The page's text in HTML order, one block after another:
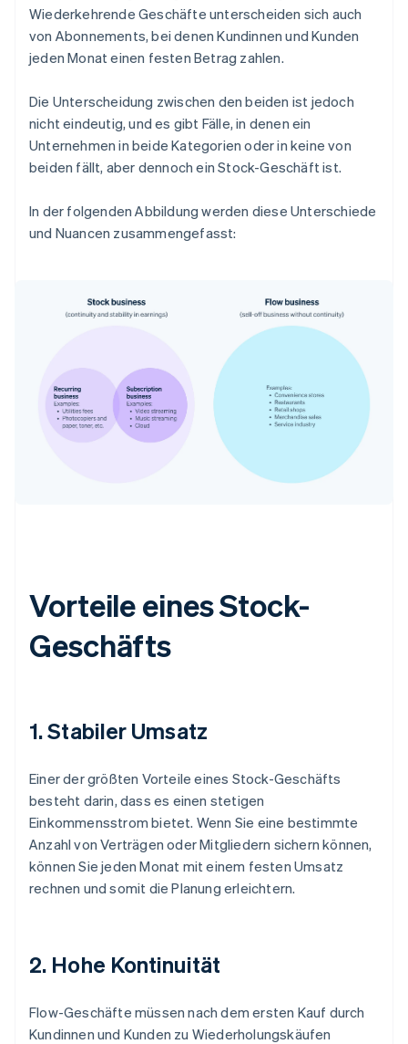
Wiederkehrende Geschäfte unterscheiden sich auch
von Abonnements, bei denen Kundinnen und Kunden
jeden Monat einen festen Betrag zahlen.
Die Unterscheidung zwischen den beiden ist jedoch
nicht eindeutig, und es gibt Fälle, in denen ein
Unternehmen in beide Kategorien oder in keine von
beiden fällt, aber dennoch ein Stock-Geschäft ist.
In der folgenden Abbildung werden diese Unterschiede
und Nuancen zusammengefasst:
Vorteile eines Stock-
Geschäfts
1. Stabiler Umsatz
Einer der größten Vorteile eines Stock-Geschäfts
besteht darin, dass es einen stetigen
Einkommensstrom bietet. Wenn Sie eine bestimmte
Anzahl von Verträgen oder Mitgliedern sichern können,
können Sie jeden Monat mit einem festen Umsatz
rechnen und somit die Planung erleichtern.
2. Hohe Kontinuität
Flow-Geschäfte müssen nach dem ersten Kauf durch
Kundinnen und Kunden zu Wiederholungskäufen